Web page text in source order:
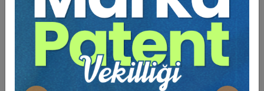
Akademisyen
Prof. Dr. Ahmet AYDIN